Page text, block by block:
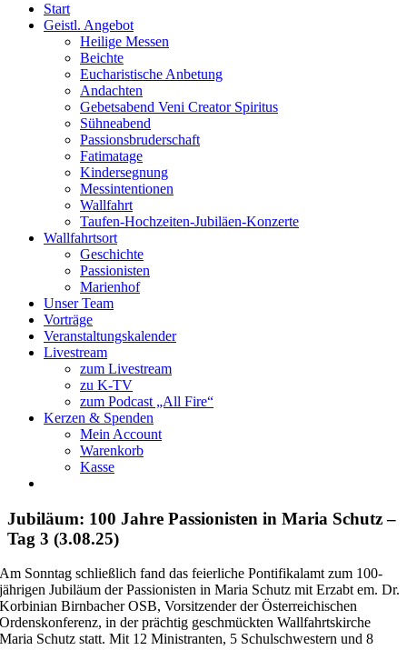
Start
Geistl. Angebot
Heilige Messen
Beichte
Eucharistische Anbetung
Andachten
Gebetsabend Veni Creator Spiritus
Sühneabend
Passionsbruderschaft
Fatimatage
Kindersegnung
Messintentionen
Wallfahrt
Taufen-Hochzeiten-Jubiläen-Konzerte
Wallfahrtsort
Geschichte
Passionisten
Marienhof
Unser Team
Vorträge
Veranstaltungskalender
Livestream
zum Livestream
zu K-TV
zum Podcast „All Fire“
Kerzen & Spenden
Mein Account
Warenkorb
Kasse
Jubiläum: 100 Jahre Passionisten in Maria Schutz –
Tag 3 (3.08.25)
Am Sonntag schließlich fand das feierliche Pontifikalamt zum 100-
jährigen Jubiläum der Passionisten in Maria Schutz mit Erzabt em. Dr.
Korbinian Birnbacher OSB, Vorsitzender der Österreichischen
Ordenskonferenz, in der prächtig geschmückten Wallfahrtskirche
Maria Schutz statt. Mit 12 Ministranten, 5 Schulschwestern und 8